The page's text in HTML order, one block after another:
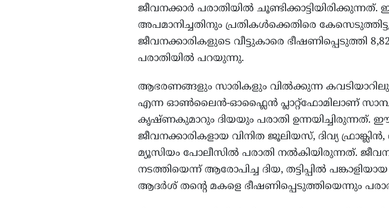
ജീവനക്കാര്‍ പരാതിയില്‍
അപമാനിച്ചതിനും പ്രതികള്‍ക്കെതിരെ
ജീവനക്കാരികളുടെ വീട്ടുകാരെ ഭീഷണിപ്പെടുത്തി
പരാതിയില്‍ പറയുന്നു.
ആഭരണങ്ങളും സാരികളും വില്‍ക്കുന്ന
എന്ന ഓണ്‍ലൈന്‍-ഓഫ്ലൈന്‍ പ്ലാറ്റ്ഫോമിലാണ്
കൃഷ്ണകുമാറും ദിയയും പരാതി ഉന്നയിച്ചിരുന്നത്.
ജീവനക്കാരികളായ വിനിത ജൂലിയസ്, ദിവ്യ
മ്യൂസിയം പോലീസില്‍ പരാതി നല്‍കിയിരുന്നത്.
നടത്തിയെന്ന് ആരോപിച്ച ദിയ, തട്ടിപ്പില്‍
ആദര്‍ശ് തന്റെ മകളെ ഭീഷണിപ്പെടുത്തിയെന്നും